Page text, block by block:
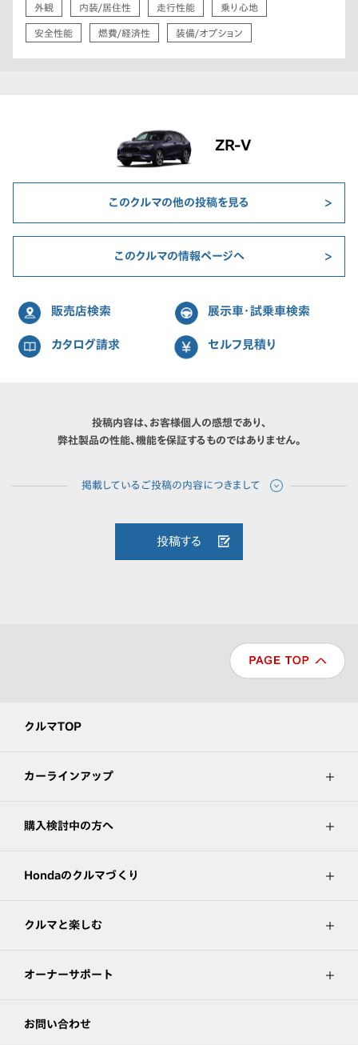
外観 内装/居住性 走行性能 乗り心地
安全性能 燃費/経済性 装備/オプション
ZR-V
このクルマの他の投稿を見る
このクルマの情報ページへ
販売店検索 展示車・試乗車検索
カタログ請求 セルフ見積り
投稿内容は、お客様個人の感想であり、
弊社製品の性能、機能を保証するものではありません。
投稿する
クルマTOP
カーラインアップ
購入検討中の方へ
Hondaのクルマづくり
クルマと楽しむ
オーナーサポート
お問い合わせ